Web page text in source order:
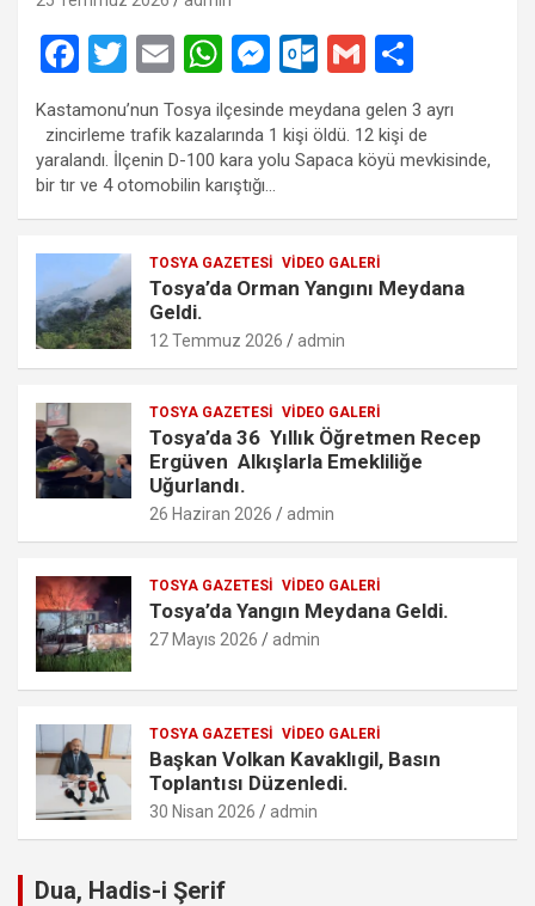
F
ce
b
o
o
k
T
wi
tt
er
E
ail
W
at
s
A
p
M
es
se
n
g
er
O
ut
lo
o
o
G
m
ail
h
ar
e
Kastamonu’nun Tosya ilçesinde meydana gelen 3 ayrı
zincirleme trafik kazalarında 1 kişi öldü. 12 kişi de
yaralandı. İlçenin D-100 kara yolu Sapaca köyü mevkisinde,
bir tır ve 4 otomobilin karıştığı…
TOSYA GAZETESI VIDEO GALERI
Tosya’da Orman Yangını Meydana
Geldi.
12 Temmuz 2026 admin
TOSYA GAZETESI VIDEO GALERI
Tosya’da 36 Yıllık Öğretmen Recep
Ergüven Alkışlarla Emekliliğe
Uğurlandı.
26 Haziran 2026 admin
TOSYA GAZETESI VIDEO GALERI
Tosya’da Yangın Meydana Geldi.
27 Mayıs 2026 admin
TOSYA GAZETESI VIDEO GALERI
Başkan Volkan Kavaklıgil, Basın
Toplantısı Düzenledi.
30 Nisan 2026 admin
Dua, Hadis-i Şerif